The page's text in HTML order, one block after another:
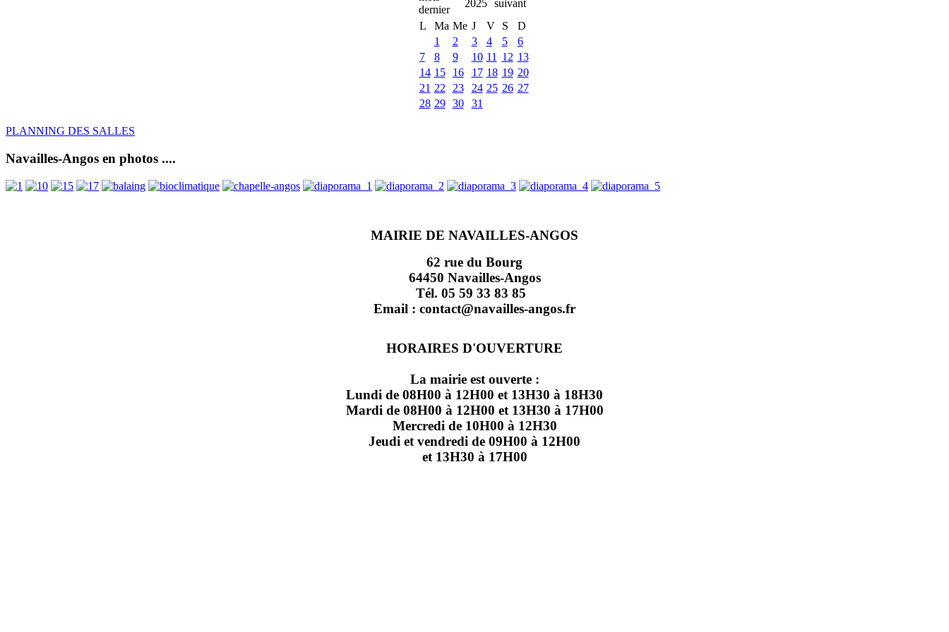
2025
L
Ma Me J V S
D
1
2 3 4 5
6
7
8 9 10 11 12 13
14 15 16 17 18 19 20
21 22 23 24 25 26 27
28 29 30 31
PLANNING DES SALLES
Navailles-Angos en photos ....
MAIRIE DE NAVAILLES-ANGOS
62 rue du Bourg
64450 Navailles-Angos
Tél. 05 59 33 83 85
Email : contact@navailles-angos.fr
HORAIRES D'OUVERTURE
La mairie est ouverte :
Lundi de 08H00 à 12H00 et 13H30 à 18H30
Mardi de 08H00 à 12H00 et 13H30 à 17H00
Mercredi de 10H00 à 12H30
Jeudi et vendredi de 09H00 à 12H00
et 13H30 à 17H00